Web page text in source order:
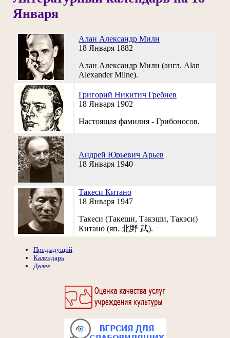
Января
Алан Александр Милн
18 Января 1882
Алан Александр Милн (англ. Alan
Alexander Milne).
Григорий Никитич Гребнев
18 Января 1902
Настоящая фамилия - Грибоносов.
Андрей Юрьевич Арьев
18 Января 1940
Такеси Китано
18 Января 1947
Такеси (Такеши, Такэши, Такэси)
Китано (яп. 北野 武).
Предыдущий
Календарь
Далее